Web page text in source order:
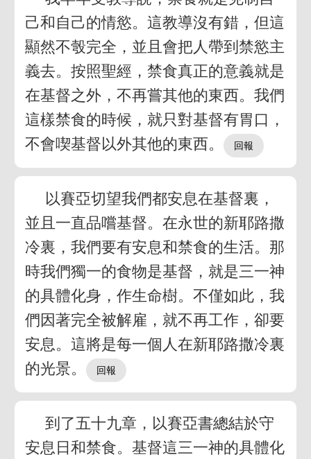
己和自己的情慾。這教導沒有錯，但這
顯然不彀完全，並且會把人帶到禁慾主
義去。按照聖經，禁食真正的意義就是
在基督之外，不再嘗其他的東西。我們
這樣禁食的時候，就只對基督有胃口，
不會喫基督以外其他的東西。
以賽亞切望我們都安息在基督裏，
並且一直品嚐基督。在永世的新耶路撒
冷裏，我們要有安息和禁食的生活。那
時我們獨一的食物是基督，就是三一神
的具體化身，作生命樹。不僅如此，我
們因著完全被解雇，就不再工作，卻要
安息。這將是每一個人在新耶路撒冷裏
的光景。
到了五十九章，以賽亞書總結於守
安息日和禁食。基督這三一神的具體化